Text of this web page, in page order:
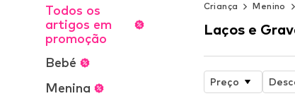
Todos os
artigos em
promoção
Bebé
Menina
Criança Menino
Laços e
Preço